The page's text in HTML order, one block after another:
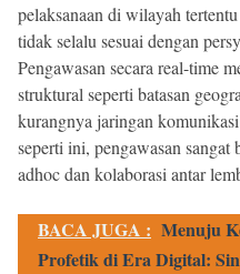
pelaksanaan di wilayah
tidak selalu sesuai dengan
Pengawasan secara real-time
struktural seperti batasan
kurangnya jaringan
seperti ini, pengawasan
adhoc dan kolaborasi antar
BACA JUGA : Menuju
Profetik di Era Digital: